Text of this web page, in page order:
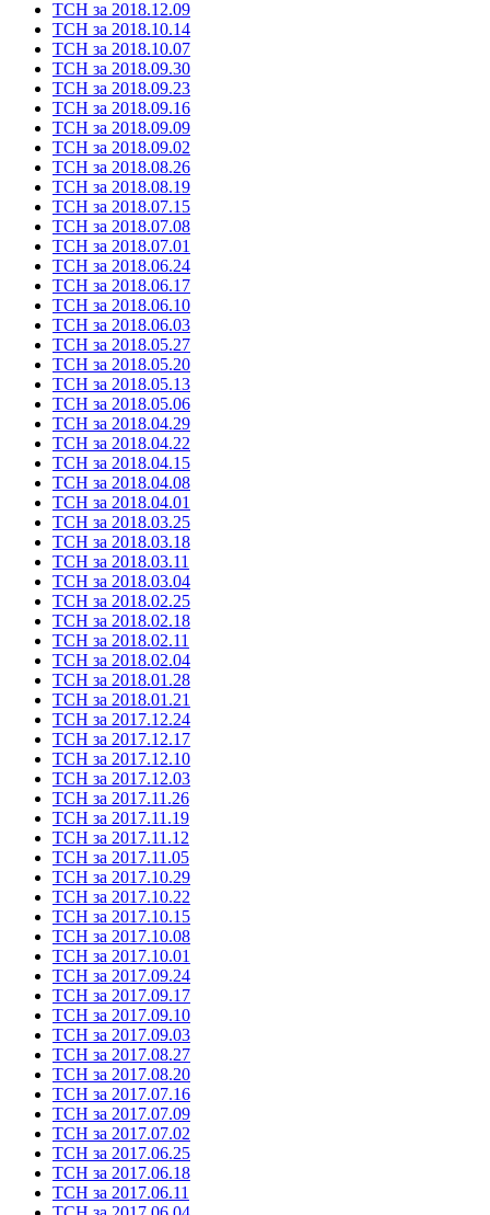
ТСН за 2018.12.09
ТСН за 2018.10.14
ТСН за 2018.10.07
ТСН за 2018.09.30
ТСН за 2018.09.23
ТСН за 2018.09.16
ТСН за 2018.09.09
ТСН за 2018.09.02
ТСН за 2018.08.26
ТСН за 2018.08.19
ТСН за 2018.07.15
ТСН за 2018.07.08
ТСН за 2018.07.01
ТСН за 2018.06.24
ТСН за 2018.06.17
ТСН за 2018.06.10
ТСН за 2018.06.03
ТСН за 2018.05.27
ТСН за 2018.05.20
ТСН за 2018.05.13
ТСН за 2018.05.06
ТСН за 2018.04.29
ТСН за 2018.04.22
ТСН за 2018.04.15
ТСН за 2018.04.08
ТСН за 2018.04.01
ТСН за 2018.03.25
ТСН за 2018.03.18
ТСН за 2018.03.11
ТСН за 2018.03.04
ТСН за 2018.02.25
ТСН за 2018.02.18
ТСН за 2018.02.11
ТСН за 2018.02.04
ТСН за 2018.01.28
ТСН за 2018.01.21
ТСН за 2017.12.24
ТСН за 2017.12.17
ТСН за 2017.12.10
ТСН за 2017.12.03
ТСН за 2017.11.26
ТСН за 2017.11.19
ТСН за 2017.11.12
ТСН за 2017.11.05
ТСН за 2017.10.29
ТСН за 2017.10.22
ТСН за 2017.10.15
ТСН за 2017.10.08
ТСН за 2017.10.01
ТСН за 2017.09.24
ТСН за 2017.09.17
ТСН за 2017.09.10
ТСН за 2017.09.03
ТСН за 2017.08.27
ТСН за 2017.08.20
ТСН за 2017.07.16
ТСН за 2017.07.09
ТСН за 2017.07.02
ТСН за 2017.06.25
ТСН за 2017.06.18
ТСН за 2017.06.11